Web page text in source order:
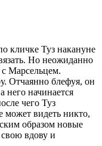
кличке Туз накануне
Но неожиданно
Марсельцем.
Отчаянно блефуя, он
него начинается
чего Туз
может видеть никто,
образом новые
свою вдову и